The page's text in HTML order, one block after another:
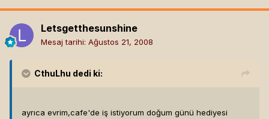
Letsgetthesunshine
Mesaj tarihi: Ağustos 21, 2008
CthuLhu dedi ki:
ayrıca evrim,cafe'de iş istiyorum doğum günü hediyesi